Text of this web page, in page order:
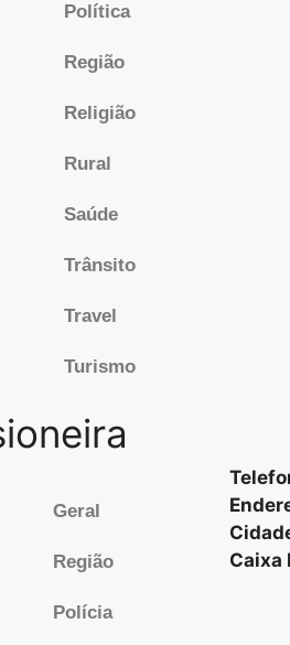
Política
Região
Religião
Rural
Saúde
Trânsito
Travel
Turismo
Geral
Região
Polícia
Caixa